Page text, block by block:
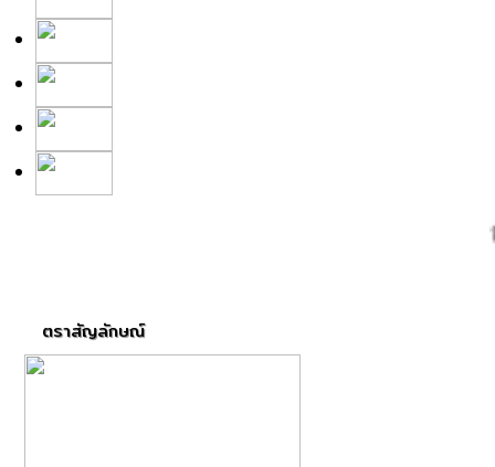
องค์
ตราสัญลักษณ์